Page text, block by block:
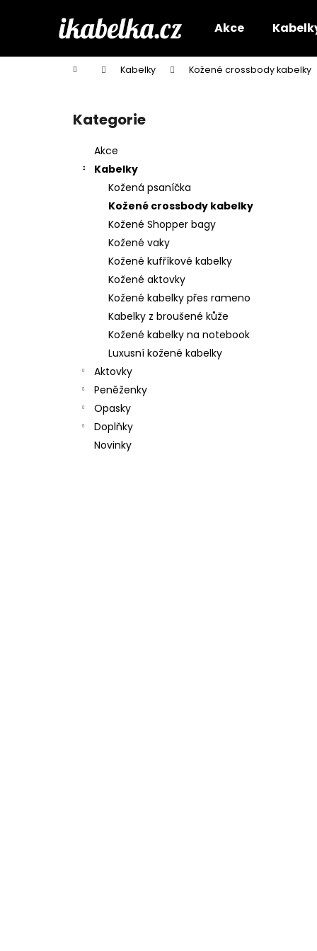
Akce
Domů Kabelky Kožené crossbody kabelky
Přeskočit
kategorie
Kategorie
Akce
Kabelky
Kožená psaníčka
Kožené crossbody kabelky
Kožené Shopper bagy
Kožené vaky
Kožené kufříkové kabelky
Kožené aktovky
Kožené kabelky přes rameno
Kabelky z broušené kůže
Kožené kabelky na notebook
Luxusní kožené kabelky
Aktovky
Peněženky
Opasky
Doplňky
Novinky
í
Zpět
do
Zpět
do